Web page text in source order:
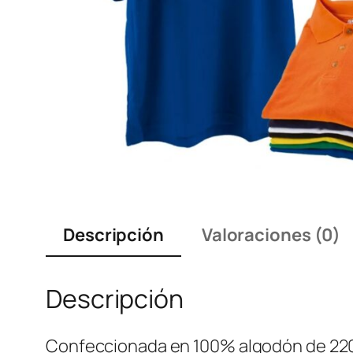
Descripción Valoraciones (0)
Descripción
Confeccionada en 100% algodón de